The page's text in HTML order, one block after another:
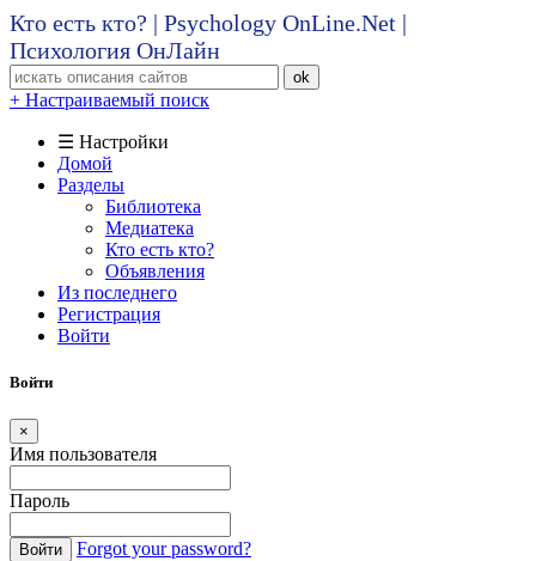
Кто есть кто? | Psychology OnLine.Net |
Психология ОнЛайн
ok
+ Настраиваемый поиск
☰ Настройки
Домой
Разделы
Библиотека
Медиатека
Кто есть кто?
Объявления
Из последнего
Регистрация
Войти
Войти
×
Имя пользователя
Пароль
Войти Forgot your password?